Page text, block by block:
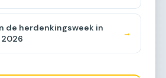
de herdenkingsweek in
2026
→